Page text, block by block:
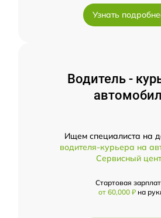
Узнать
Водитель -
Ищем специалиста на
водителя-курьера на
Сервисный
Стартовая
от 60,000 ₽ на